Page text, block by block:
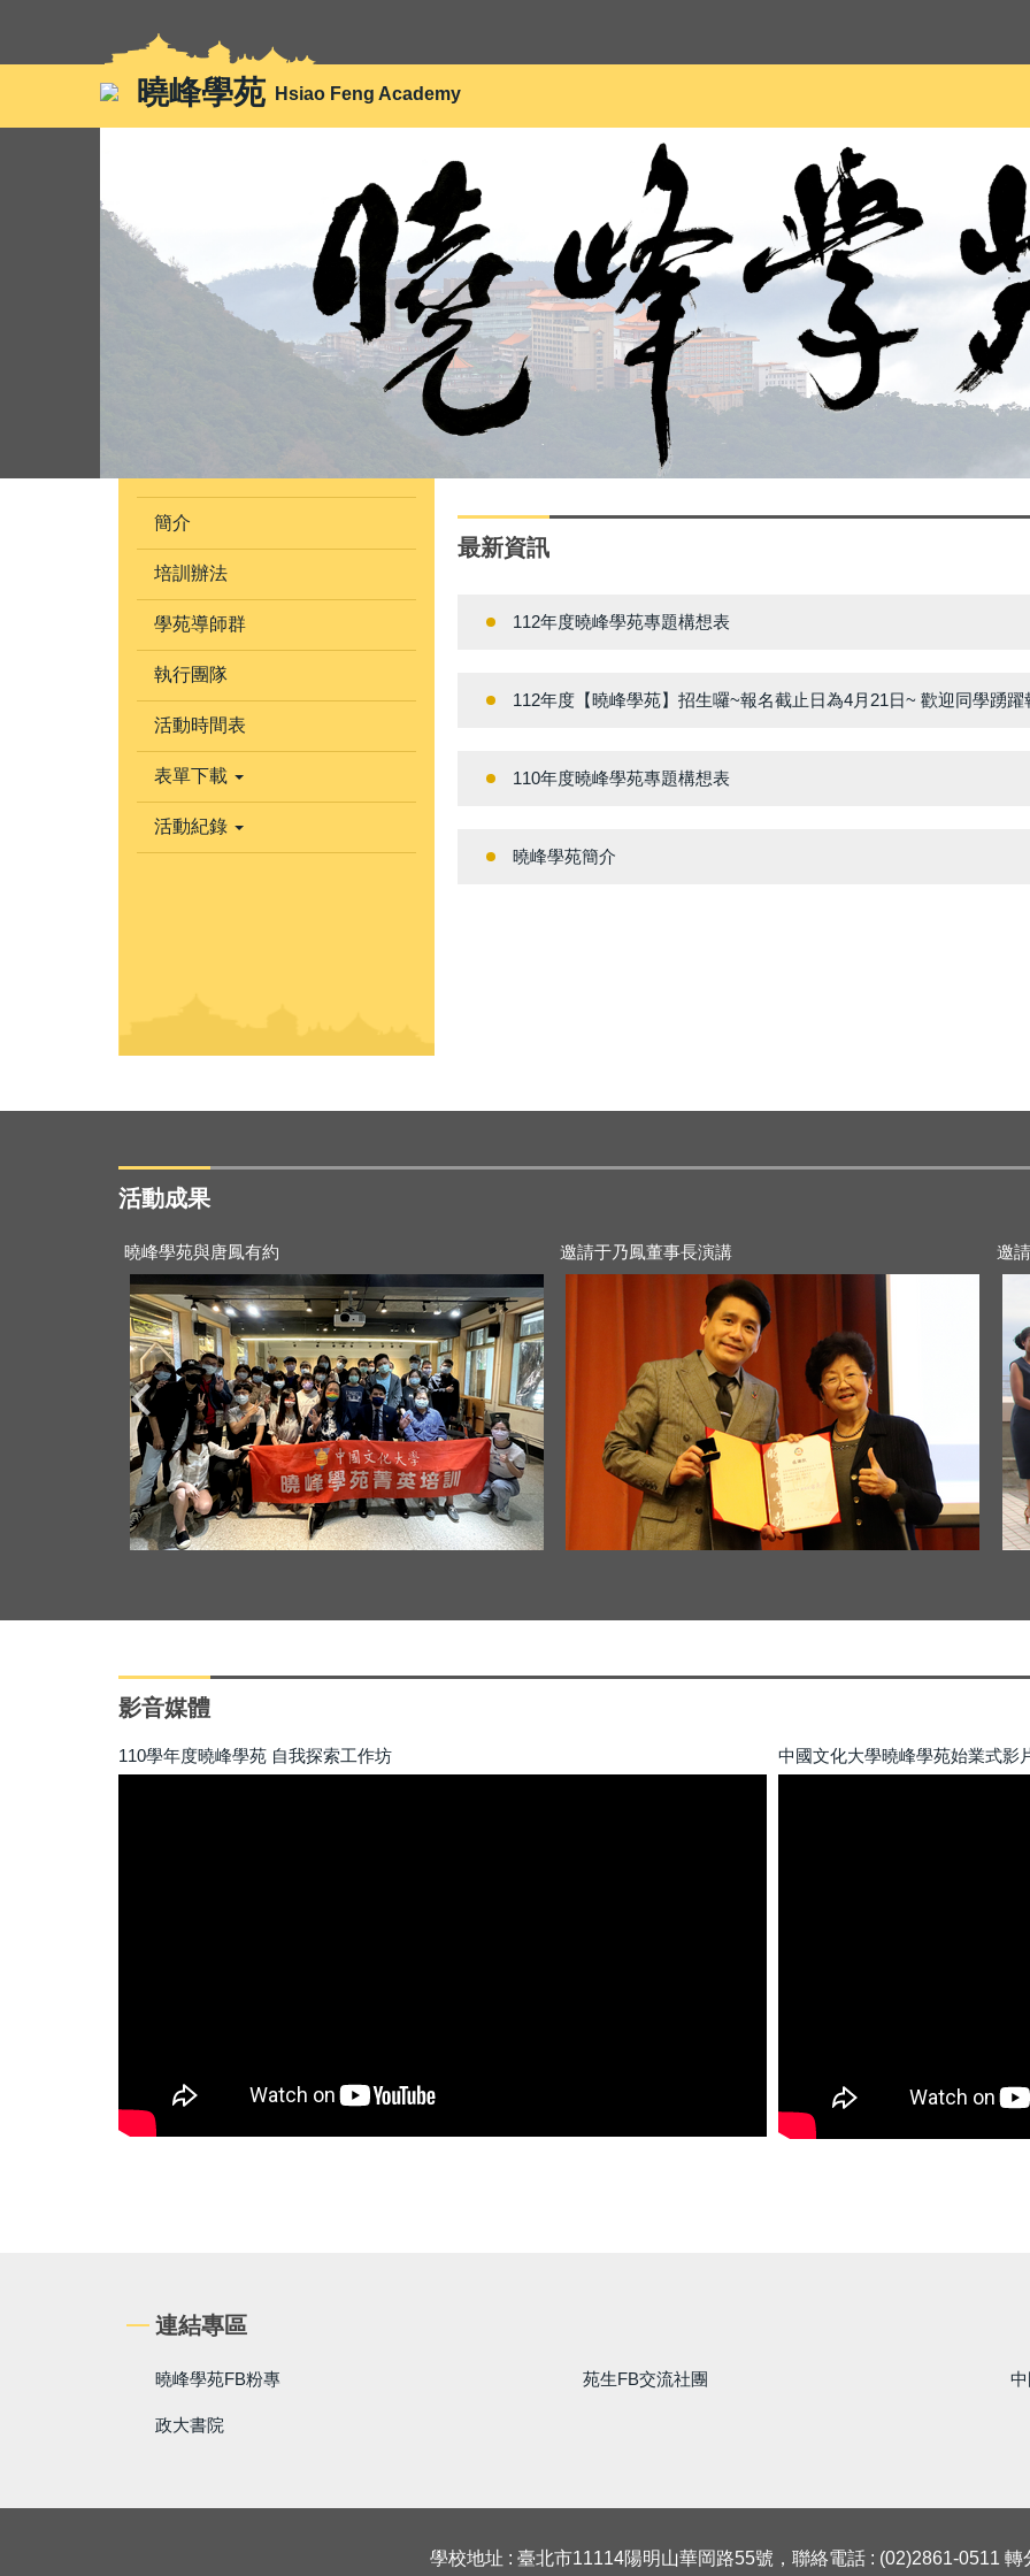
內
曉峰學苑 Hsiao Feng Academy
簡介
培訓辦法
學苑導師群
執行團隊
活動時間表
表單下載
活動紀錄
最新資訊
112年度曉峰學苑專題構想表
112年度【曉峰學苑】招生囉~報名截止日為4月21日~ 歡迎同學踴躍
110年度曉峰學苑專題構想表
曉峰學苑簡介
活動成果
2021-11-28
曉峰學苑與唐鳳有約
邀請于乃鳳董事長演講
邀
影音媒體
110學年度曉峰學苑 自我探索工作坊 中國文化大學曉峰學苑始業式影
連結專區
曉峰學苑FB粉專 苑生FB交流社團
政大書院
學校地址 : 臺北市11114陽明山華岡路55號，聯絡電話 : (02)2861-0511 轉